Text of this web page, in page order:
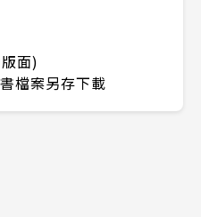
面)
檔案另存下載